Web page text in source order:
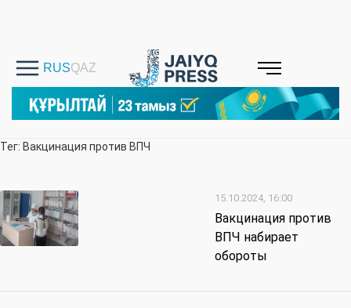
Тег: Вакцинация против ВПЧ
15.10.2024, 16:00
Вакцинация против
ВПЧ набирает
обороты